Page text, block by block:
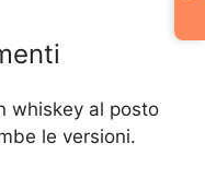
whiskey al posto
le versioni.